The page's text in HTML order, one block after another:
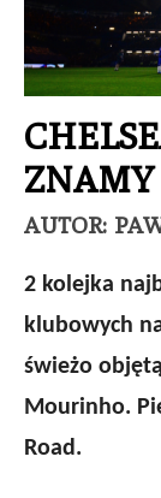
ZNAMY
AUTOR:
2 kolejka
klubowych
świeżo
Mourinho.
Road.